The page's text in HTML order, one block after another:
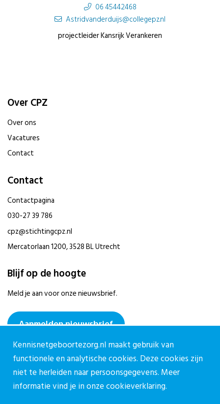
06 45442468
Astridvanderduijs@collegepz.nl
projectleider Kansrijk Verankeren
Over CPZ
Over ons
Vacatures
Contact
Contact
Contactpagina
030-27 39 786
cpz@stichtingcpz.nl
Mercatorlaan 1200, 3528 BL Utrecht
Blijf op de hoogte
Meld je aan voor onze nieuwsbrief.
Aanmelden nieuwsbrief
Kennisnetgeboortezorg.nl maakt gebruik van
functionele en analytische cookies. Deze cookies zijn
niet te herleiden naar persoonsgegevens. Meer
informatie vind je in onzecookieverklaring.